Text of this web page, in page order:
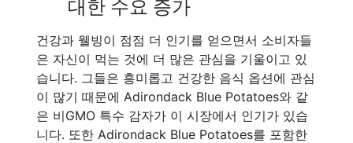
대한 수요 증가
건강과 웰빙이 점점 더 인기를 얻으면서 소비자들
은 자신이 먹는 것에 더 많은 관심을 기울이고 있
습니다. 그들은 흥미롭고 건강한 음식 옵션에 관심
이 많기 때문에 Adirondack Blue Potatoes와 같
은 비GMO 특수 감자가 이 시장에서 인기가 있습
니다. 또한 Adirondack Blue Potatoes를 포함한